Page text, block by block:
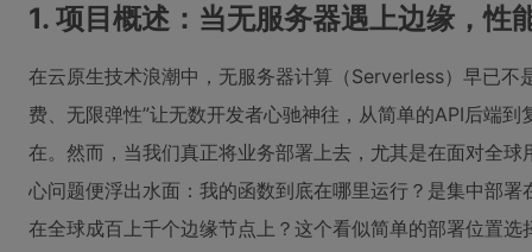
1. 项目概述：当无服务器遇上边缘，性
在云原生技术浪潮中，无服务器计算（Serverless）早已不
费、无限弹性”让无数开发者心驰神往，从简单的API后端
在。然而，当我们真正将业务部署上去，尤其是在面对全
心问题便浮出水面：我的函数到底在哪里运行？是集中部
在全球成百上千个边缘节点上？这个看似简单的部署位置